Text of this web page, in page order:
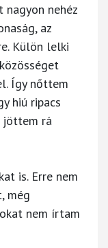
nehéz
az
Külön lelki
Így nőttem
hiú ripacs
jöttem rá
is. Erre nem
még
nem írtam